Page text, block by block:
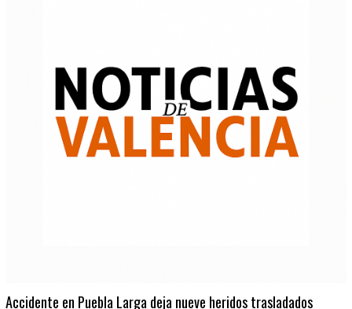
Accidente en Puebla Larga deja nueve heridos trasladados